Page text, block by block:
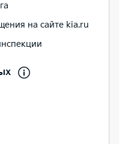
на сайте kia.ru